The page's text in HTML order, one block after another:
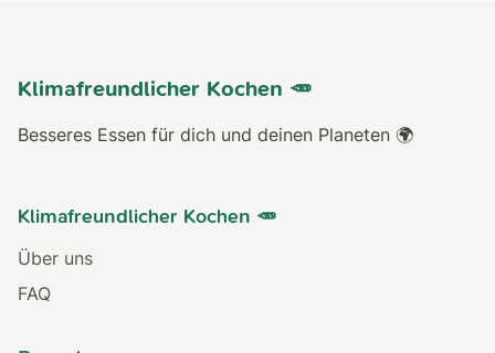
Klimafreundlicher Kochen 🥕
Besseres Essen für dich und deinen Planeten 🌍
Klimafreundlicher Kochen 🥕
Über uns
FAQ